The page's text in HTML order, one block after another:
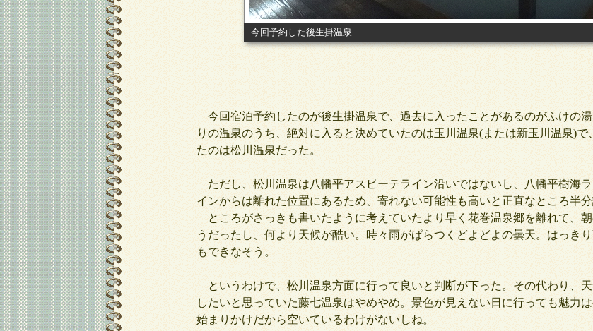
今回予約した後生掛温泉
今回宿泊予約したのが後生掛温泉で、過去に入ったことがあるのがふけの
りの温泉のうち、絶対に入ると決めていたのは玉川温泉(または新玉川温泉)
たのは松川温泉だった。
ただし、松川温泉は八幡平アスピーテライン沿いではないし、八幡平樹海
インからは離れた位置にあるため、寄れない可能性も高いと正直なところ半分
ところがさっきも書いたように考えていたより早く花巻温泉郷を離れて、
うだったし、何より天候が酷い。時々雨がぱらつくどよどよの曇天。はっき
もできなそう。
というわけで、松川温泉方面に行って良いと判断が下った。その代わり、
したいと思っていた藤七温泉はやめやめ。景色が見えない日に行っても魅力
始まりかけだから空いているわけがないしね。